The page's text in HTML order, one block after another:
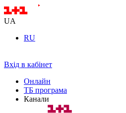
UA
RU
Вхід в кабінет
Онлайн
ТБ програма
Канали